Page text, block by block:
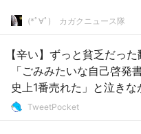
(*ﾟ∀ﾟ)ゞカガクニュース隊
【辛い】ずっと貧乏だっ
「ごみみたいな自己啓発
史上1番売れた」と泣きな
くれたTweetPocket